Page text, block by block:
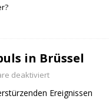
in Brüssel
deaktiviert
Ereignissen